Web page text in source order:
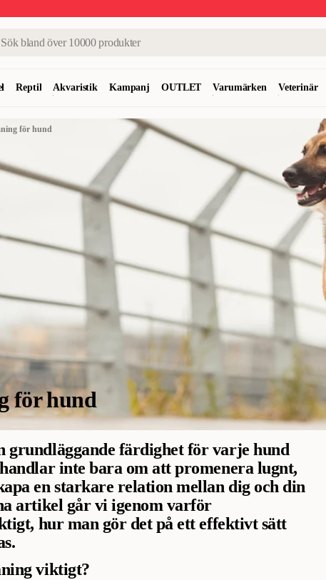
Reptil Akvaristik Kampanj OUTLET Varumärken Veterinär
för hund
för hund
grundläggande färdighet för varje hund
handlar inte bara om att promenera lugnt,
en starkare relation mellan dig och din
artikel går vi igenom varför
hur man gör det på ett effektivt sätt
viktigt?